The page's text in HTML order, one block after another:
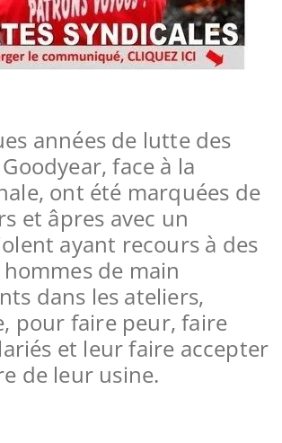
années de lutte des
face à la
ont été marquées de
et âpres avec un
ayant recours à des
de main
dans les ateliers,
pour faire peur, faire
et leur faire accepter
de leur usine.